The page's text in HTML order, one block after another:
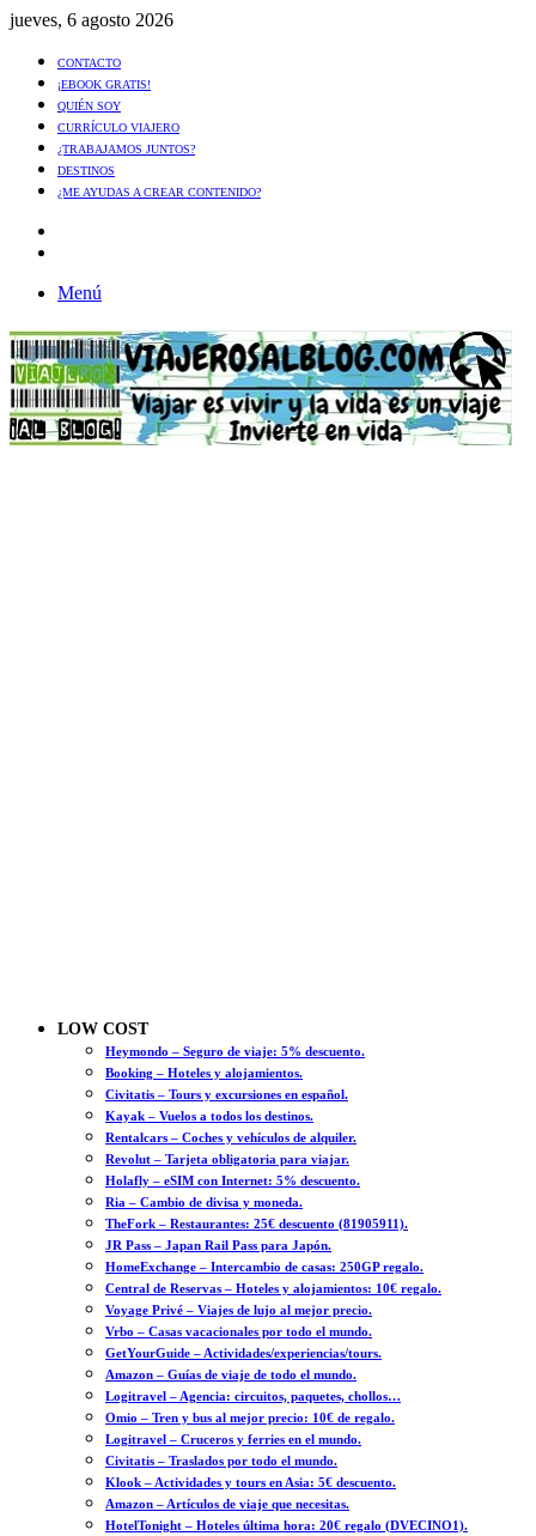
jueves, 6 agosto 2026
CONTACTO
¡EBOOK GRATIS!
QUIÉN SOY
CURRÍCULO VIAJERO
¿TRABAJAMOS JUNTOS?
DESTINOS
¿ME AYUDAS A CREAR CONTENIDO?
Menú
LOW COST
Heymondo – Seguro de viaje: 5% descuento.
Booking – Hoteles y alojamientos.
Civitatis – Tours y excursiones en español.
Kayak – Vuelos a todos los destinos.
Rentalcars – Coches y vehículos de alquiler.
Revolut – Tarjeta obligatoria para viajar.
Holafly – eSIM con Internet: 5% descuento.
Ria – Cambio de divisa y moneda.
TheFork – Restaurantes: 25€ descuento (81905911).
JR Pass – Japan Rail Pass para Japón.
HomeExchange – Intercambio de casas: 250GP regalo.
Central de Reservas – Hoteles y alojamientos: 10€ regalo.
Voyage Privé – Viajes de lujo al mejor precio.
Vrbo – Casas vacacionales por todo el mundo.
GetYourGuide – Actividades/experiencias/tours.
Amazon – Guías de viaje de todo el mundo.
Logitravel – Agencia: circuitos, paquetes, chollos…
Omio – Tren y bus al mejor precio: 10€ de regalo.
Logitravel – Cruceros y ferries en el mundo.
Civitatis – Traslados por todo el mundo.
Klook – Actividades y tours en Asia: 5€ descuento.
Amazon – Artículos de viaje que necesitas.
HotelTonight – Hoteles última hora: 20€ regalo (DVECINO1).